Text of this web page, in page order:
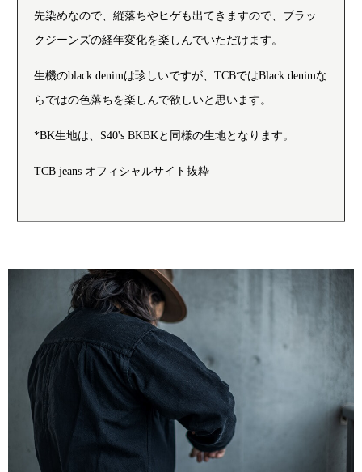
先染めなので、縦落ちやヒゲも出てきますので、ブラッ
クジーンズの経年変化を楽しんでいただけます。
生機のblack denimは珍しいですが、TCBではBlack denimな
らではの色落ちを楽しんで欲しいと思います。
*BK生地は、S40's BKBKと同様の生地となります。
TCB jeans オフィシャルサイト抜粋